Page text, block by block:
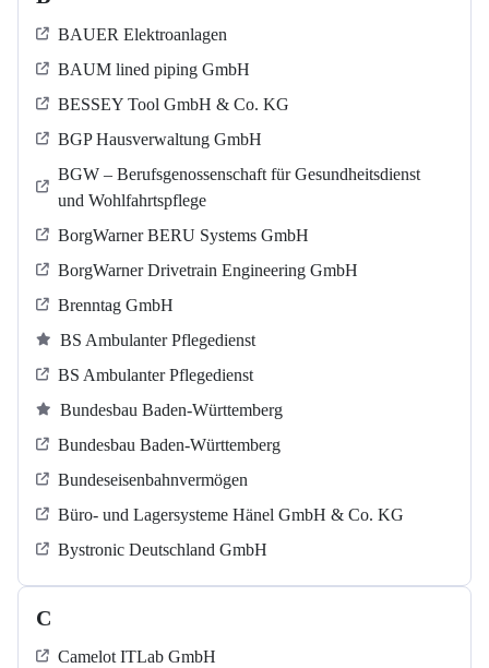
BAUER Elektroanlagen
BAUM lined piping GmbH
BESSEY Tool GmbH & Co. KG
BGP Hausverwaltung GmbH
BGW – Berufsgenossenschaft für Gesundheitsdienst
und Wohlfahrtspflege
BorgWarner BERU Systems GmbH
BorgWarner Drivetrain Engineering GmbH
Brenntag GmbH
BS Ambulanter Pflegedienst
BS Ambulanter Pflegedienst
Bundesbau Baden-Württemberg
Bundesbau Baden-Württemberg
Bundeseisenbahnvermögen
Büro- und Lagersysteme Hänel GmbH & Co. KG
Bystronic Deutschland GmbH
C
Camelot ITLab GmbH